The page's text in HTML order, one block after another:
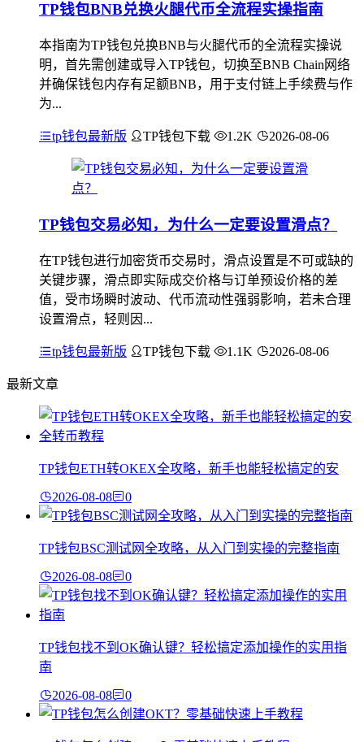
TP钱包BNB兑换火腿代币全流程实操指南
本指南为TP钱包兑换BNB与火腿代币的全流程实操说
明，首先需创建或导入TP钱包，切换至BNB Chain网络
并确保钱包内存有足额BNB，用于支付链上手续费与作
为...
tp钱包最新版 TP钱包下载 1.2K 2026-08-06
TP钱包交易必知，为什么一定要设置滑点？
在TP钱包进行加密货币交易时，滑点设置是不可或缺的
关键步骤，滑点即实际成交价格与订单预设价格的差
值，受市场瞬时波动、代币流动性强弱影响，若未合理
设置滑点，轻则因...
tp钱包最新版 TP钱包下载 1.1K 2026-08-06
最新文章
TP钱包ETH转OKEX全攻略，新手也能轻松搞定的安
2026-08-08 0
TP钱包BSC测试网全攻略，从入门到实操的完整指南
2026-08-08 0
TP钱包找不到OK确认键？轻松搞定添加操作的实用指
南
2026-08-08 0